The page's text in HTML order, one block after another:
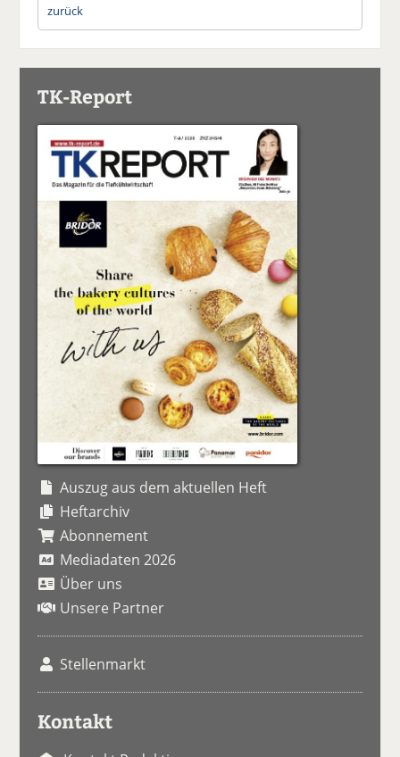
zurück
TK-Report
Auszug aus dem aktuellen Heft
Heftarchiv
Abonnement
Mediadaten 2026
Über uns
Unsere Partner
Stellenmarkt
Kontakt